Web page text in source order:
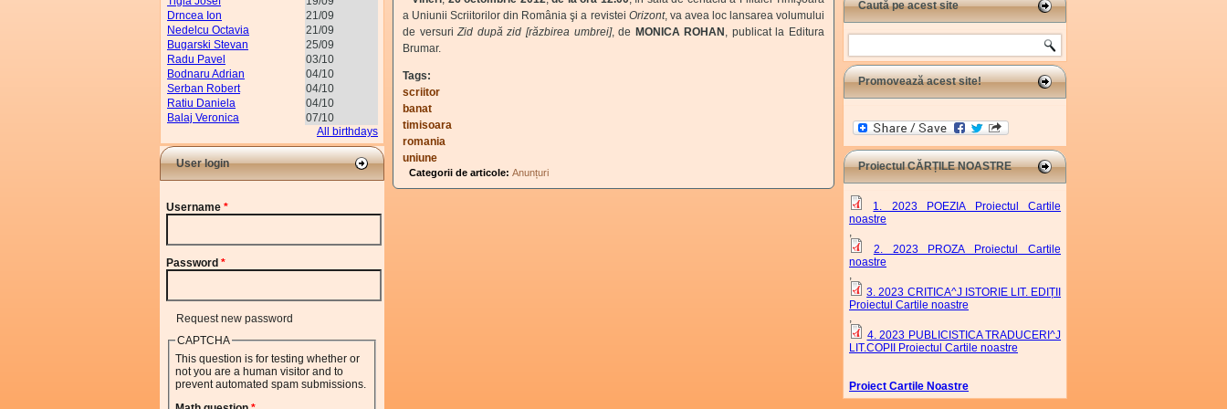
Drncea Ion
21/09
Nedelcu Octavia
21/09
Bugarski Stevan
25/09
Radu Pavel
03/10
Bodnaru Adrian
04/10
Serban Robert
04/10
Ratiu Daniela
04/10
Balaj Veronica
07/10
All birthdays
User login
Username *
Password *
Request new password
CAPTCHA
This question is for testing whether or
not you are a human visitor and to
prevent automated spam submissions.
a Uniunii Scriitorilor din România şi a revistei Orizont, va avea loc lansarea volumului
de versuriZid după zid [răzbirea umbrei], de MONICA ROHAN , publicat la Editura
Brumar.
Tags:
scriitor
banat
timisoara
romania
uniune
Categorii de articole: Anunțuri
Caută pe acest site
Search
Promovează acest site!
Proiectul CĂRȚILE NOASTRE
1. 2023 POEZIA Proiectul Cartile
noastre
,
2. 2023 PROZA Proiectul Cartile
noastre
,
3. 2023 CRITICA^J ISTORIE LIT. EDIȚII
Proiectul Cartile noastre
,
4. 2023 PUBLICISTICA TRADUCERI^J
LIT.COPII Proiectul Cartile noastre
Proiect Cartile Noastre